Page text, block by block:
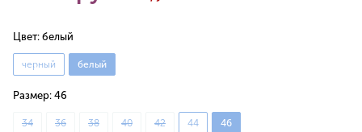
Цвет: белый
черный белый
Размер: 46
34 36 38 40 42 44 46